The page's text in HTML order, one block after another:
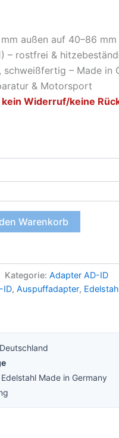
außen auf 40–86 mm
– rostfrei &
schweißfertig – Made in
& Motorsport
Widerruf/keine
Warenkorb
Kategorie:Adapter AD-ID
ID,Auspuffadapter,
Made in Germany